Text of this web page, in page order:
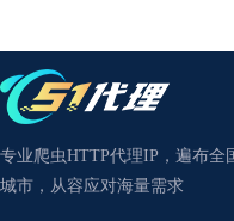
专业爬虫HTTP代理IP，遍布全
城市，从容应对海量需求